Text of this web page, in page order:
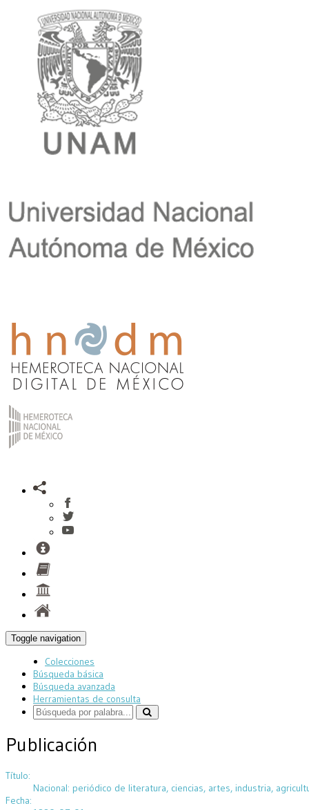
Toggle navigation
Colecciones
Búsqueda básica
Búsqueda avanzada
Herramientas de consulta
Publicación
Título:
Nacional: periódico de literatura, ciencias, artes, industria,
Fecha: